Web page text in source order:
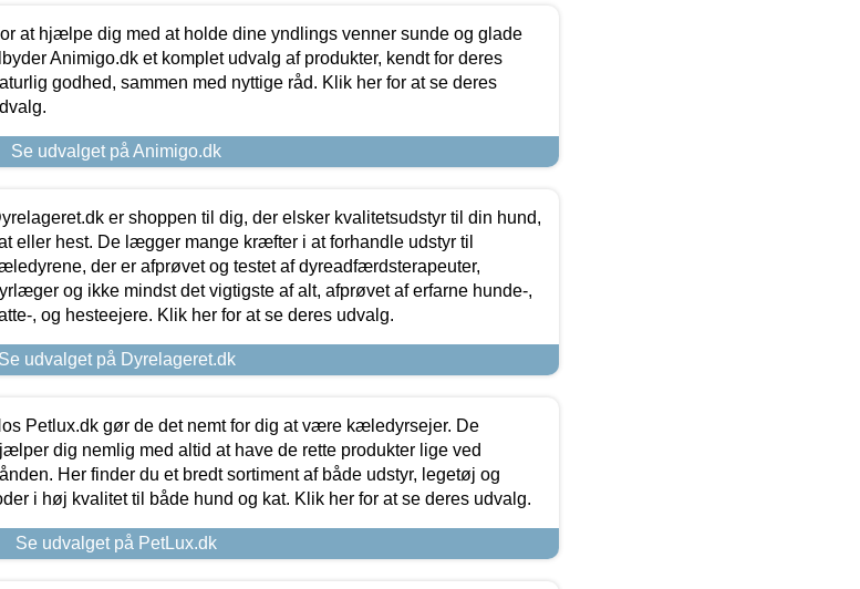
at hjælpe dig med at holde dine yndlings venner sunde og glade
Animigo.dk et komplet udvalg af produkter, kendt for deres
godhed, sammen med nyttige råd. Klik her for at se deres
Se udvalget på Animigo.dk
er shoppen til dig, der elsker kvalitetsudstyr til din hund,
eller hest. De lægger mange kræfter i at forhandle udstyr til
der er afprøvet og testet af dyreadfærdsterapeuter,
og ikke mindst det vigtigste af alt, afprøvet af erfarne hunde-,
, og hesteejere. Klik her for at se deres udvalg.
Se udvalget på Dyrelageret.dk
Petlux.dk gør de det nemt for dig at være kæledyrsejer. De
dig nemlig med altid at have de rette produkter lige ved
Her finder du et bredt sortiment af både udstyr, legetøj og
i høj kvalitet til både hund og kat. Klik her for at se deres udvalg.
Se udvalget på PetLux.dk